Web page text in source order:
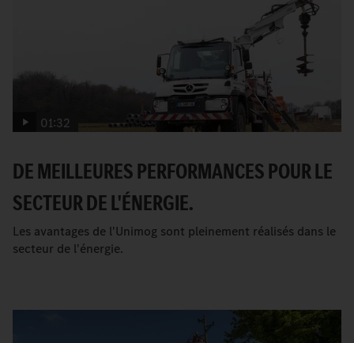
01:32
DE MEILLEURES PERFORMANCES POUR LE
SECTEUR DE L'ÉNERGIE.
Les avantages de l'Unimog sont pleinement réalisés dans le
secteur de l'énergie.